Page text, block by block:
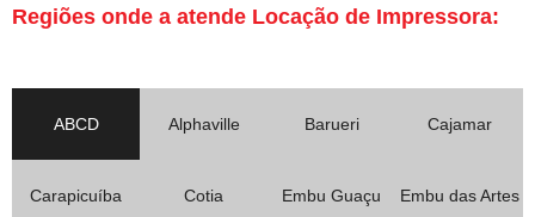
Regiões onde a atende Locação de Impressora:
ABCD Alphaville Barueri Cajamar
Carapicuíba Cotia Embu Guaçu Embu das Artes